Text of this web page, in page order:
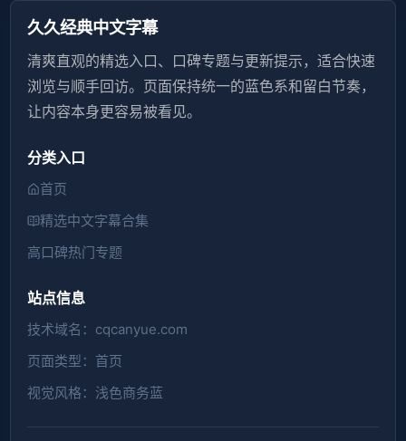
久久经典中文字幕
清爽直观的精选入口、口碑专题与更新提示，适合快速
浏览与顺手回访。页面保持统一的蓝色系和留白节奏，
让内容本身更容易被看见。
分类入口
首页
精选中文字幕合集
高口碑热门专题
站点信息
技术域名：cqcanyue.com
页面类型：首页
视觉风格：浅色商务蓝